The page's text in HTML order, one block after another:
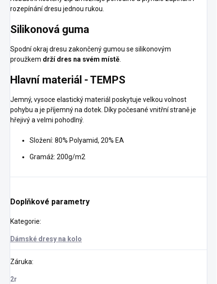
rozepínání dresu jednou rukou.
Silikonová guma
Spodní okraj dresu zakončený gumou se silikonovým
proužkem drží dres na svém místě
Hlavní materiál - TEMPS
Jemný, vysoce elastický materiál poskytuje velkou volnost
pohybu a je příjemný na dotek. Díky počesané vnitřní straně je
hřejivý a velmi pohodlný.
Složení: 80% Polyamid, 20% EA
Gramáž: 200g/m2
Doplňkové parametry
Kategorie:
Dámské dresy na kolo
Záruka:
2r